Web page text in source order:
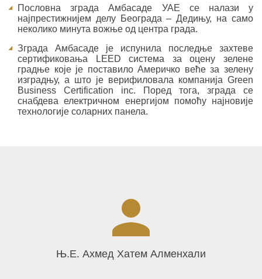
Пословна зграда Амбасаде УАЕ се налази у
најпрестижнијем делу Београда – Дедињу, на само
неколико минута вожње од центра града.
Зграда Амбасаде је испунила последње захтеве
сертификовања
LEEDсистема за оцену зелене
градње које је поставило Америчко веће за зелену
изградњу, а што је верифиловала компанија Green
Business
Certification inc. Поред тога, зграда се
снабдева електричном енергијом помоћу најновије
технологије соларних панела.
Њ.Е. Ахмед Хатем Алменхали